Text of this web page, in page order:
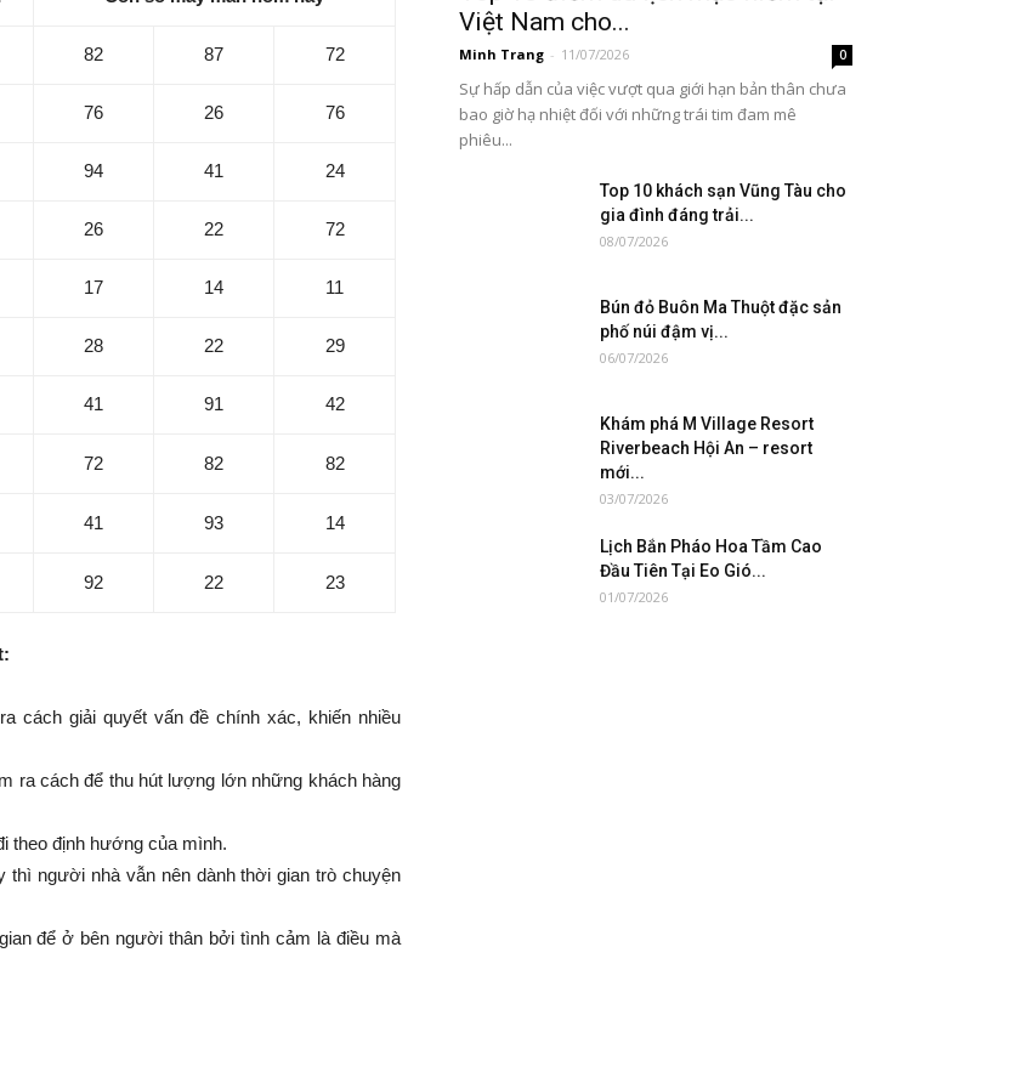
82 87 72
76 26 76
94 41 24
26 22 72
17 14 11
28 22 29
41 91 42
72 82 82
41 93 14
92 22 23
cách giải quyết vấn đề chính xác, khiến nhiều
ra cách để thu hút lượng lớn những khách hàng
theo định hướng của mình.
thì người nhà vẫn nên dành thời gian trò chuyện
để ở bên người thân bởi tình cảm là điều mà
Việt Nam cho...
Minh Trang - 11/07/2026 0
Sự hấp dẫn của việc vượt qua giới hạn bản thân chưa
bao giờ hạ nhiệt đối với những trái tim đam mê
phiêu...
Top 10 khách sạn Vũng Tàu cho
gia đình đáng trải...
08/07/2026
Bún đỏ Buôn Ma Thuột đặc sản
phố núi đậm vị...
06/07/2026
Khám phá M Village Resort
Riverbeach Hội An – resort
mới...
03/07/2026
Lịch Bắn Pháo Hoa Tầm Cao
Đầu Tiên Tại Eo Gió...
01/07/2026